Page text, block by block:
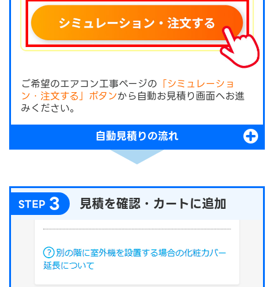
ご希望のエアコン工事ページの 「シミュレーショ
ン・注文する」ボタンから自動お見積り画面へお進
みください。
自動見積りの流れ
STEP 3 見積を確認・カートに追加